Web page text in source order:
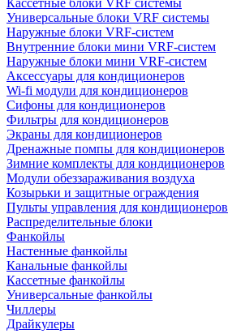
Кассетные блоки VRF системы
Универсальные блоки VRF системы
Наружные блоки VRF-систем
Внутренние блоки мини VRF-систем
Наружные блоки мини VRF-систем
Аксессуары для кондиционеров
Wi-fi модули для кондиционеров
Сифоны для кондиционеров
Фильтры для кондиционеров
Экраны для кондиционеров
Дренажные помпы для кондиционеров
Зимние комплекты для кондиционеров
Модули обеззараживания воздуха
Козырьки и защитные ограждения
Пульты управления для кондиционеров
Распределительные блоки
Фанкойлы
Настенные фанкойлы
Канальные фанкойлы
Кассетные фанкойлы
Универсальные фанкойлы
Чиллеры
Драйкулеры